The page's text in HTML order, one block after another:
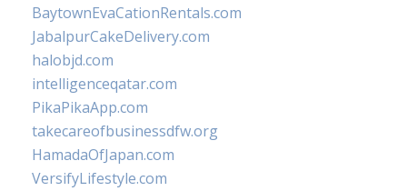
BaytownEvaCationRentals.com
JabalpurCakeDelivery.com
halobjd.com
intelligenceqatar.com
PikaPikaApp.com
takecareofbusinessdfw.org
HamadaOfJapan.com
VersifyLifestyle.com